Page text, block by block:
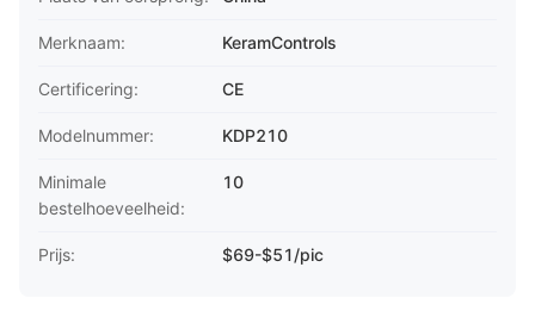
Merknaam: KeramControls
Certificering: CE
Modelnummer: KDP210
Minimale
bestelhoeveelheid:
10
Prijs: $69-$51/pic